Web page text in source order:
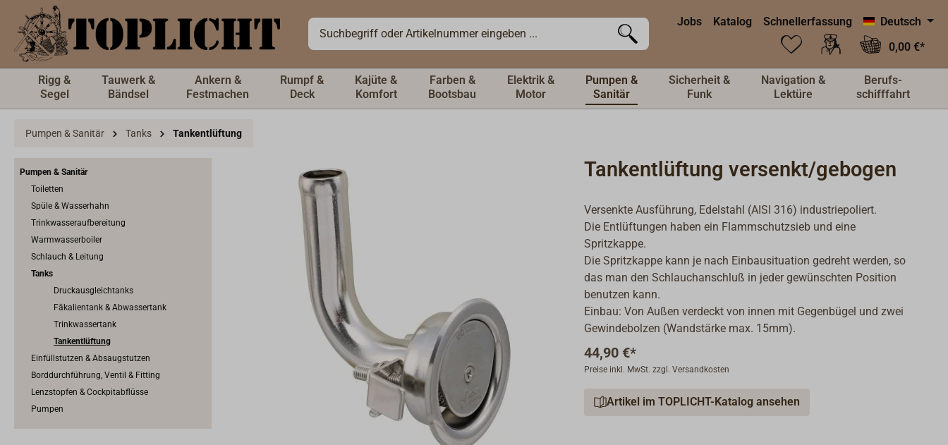
springen Jobs Katalog Schnellerfassung
Deutsch
0,00 €*
Rigg &
Segel
Tauwerk &
Bändsel
Ankern &
Festmachen
Rumpf &
Deck
Kajüte &
Komfort
Farben &
Bootsbau
Elektrik &
Motor
Pumpen &
Sanitär
Sicherheit &
Funk
Navigation &
Lektüre
Berufs-
schifffahrt
Pumpen & Sanitär Tanks Tankentlüftung
Pumpen & Sanitär
Toiletten
Spüle & Wasserhahn
Trinkwasseraufbereitung
Warmwasserboiler
Schlauch & Leitung
Tanks
Druckausgleichtanks
Fäkalientank & Abwassertank
Trinkwassertank
Tankentlüftung
Einfüllstutzen & Absaugstutzen
Borddurchführung, Ventil & Fitting
Lenzstopfen & Cockpitabflüsse
Pumpen
Tankentlüftung versenkt/gebogen
Versenkte Ausführung, Edelstahl (AISI 316) industriepoliert.
Die Entlüftungen haben ein Flammschutzsieb und eine
Spritzkappe.
Die Spritzkappe kann je nach Einbausituation gedreht werden, so
das man den Schlauchanschluß in jeder gewünschten Position
benutzen kann.
Einbau: Von Außen verdeckt von innen mit Gegenbügel und zwei
Gewindebolzen (Wandstärke max. 15mm).
44,90 €*
Preise inkl. MwSt. zzgl. Versandkosten
Artikel im TOPLICHT-Katalog ansehen